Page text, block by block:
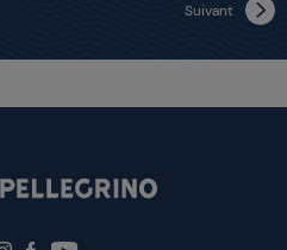
Suivant